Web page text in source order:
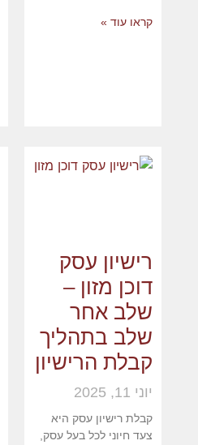
קראו עוד »
רישיון עסק
דוכן מזון –
שלב אחר
שלב בתהליך
קבלת הרישיון
יוני 11, 2025
קבלת רישיון עסק היא
צעד חיוני לכל בעל עסק,